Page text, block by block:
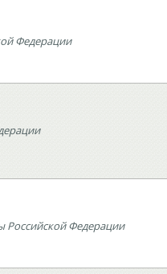
Федерации
Российской Федерации